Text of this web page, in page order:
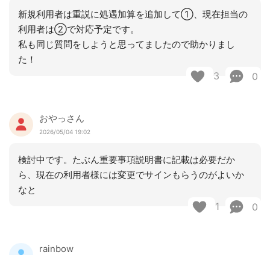
新規利用者は重説に処遇加算を追加して①、現在担当の
利用者は②で対応予定です。
私も同じ質問をしようと思ってましたので助かりまし
た！
3 0
おやっさん
2026/05/04 19:02
検討中です。たぶん重要事項説明書に記載は必要だか
ら、現在の利用者様には変更でサインもらうのがよいか
なと
1 0
rainbow